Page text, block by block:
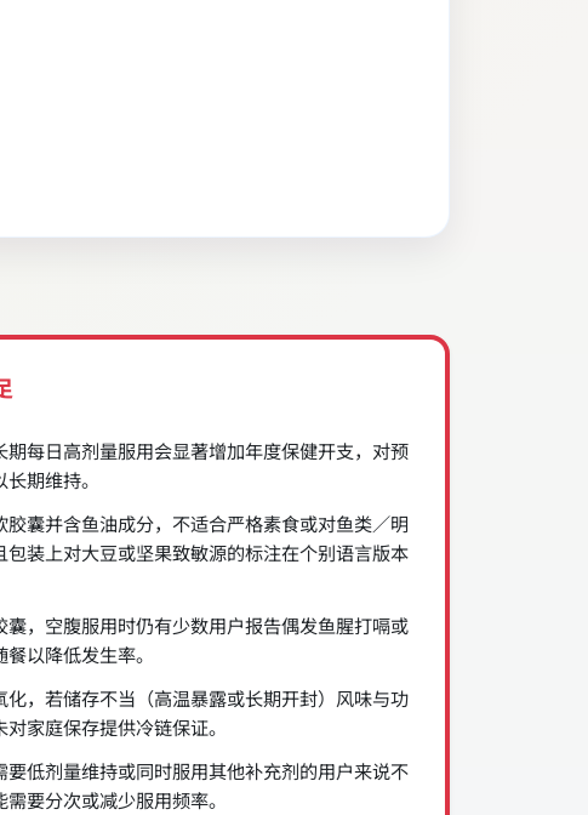
期每日高剂量服用会显著增加年度保健开支，对预
期维持。
胶囊并含鱼油成分，不适合严格素食或对鱼类／明
包装上对大豆或坚果致敏源的标注在个别语言版本
囊，空腹服用时仍有少数用户报告偶发鱼腥打嗝或
以降低发生率。
化，若储存不当（高温暴露或长期开封）风味与功
家庭保存提供冷链保证。
要低剂量维持或同时服用其他补充剂的用户来说不
要分次或减少服用频率。